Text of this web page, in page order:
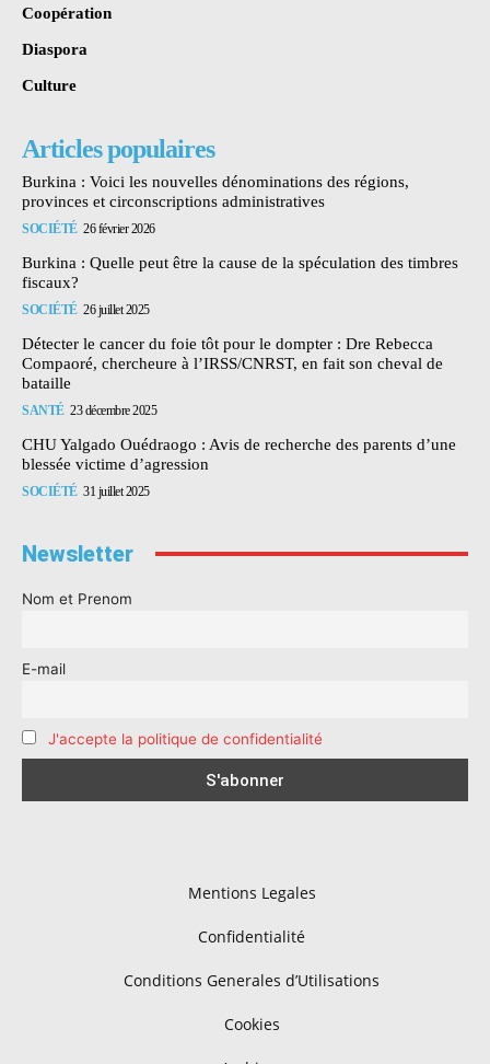
Coopération
Diaspora
Culture
Articles populaires
Burkina : Voici les nouvelles dénominations des régions,
provinces et circonscriptions administratives
SOCIÉTÉ 26 février 2026
Burkina : Quelle peut être la cause de la spéculation des timbres
fiscaux?
SOCIÉTÉ 26 juillet 2025
Détecter le cancer du foie tôt pour le dompter : Dre Rebecca
Compaoré, chercheure à l’IRSS/CNRST, en fait son cheval de
bataille
SANTÉ 23 décembre 2025
CHU Yalgado Ouédraogo : Avis de recherche des parents d’une
blessée victime d’agression
SOCIÉTÉ 31 juillet 2025
Newsletter
Nom et Prenom
E-mail
J'accepte la politique de confidentialité
Mentions Legales
Confidentialité
Conditions Generales d’Utilisations
Cookies